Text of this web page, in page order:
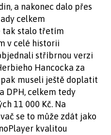
a nakonec dalo přes
celkem
tak stalo třetím
v celé historii
stříbrnou verzi
Hancocka za
museli ještě doplatit
DPH, celkem tedy
11 000 Kč. Na
se to může zdát jako
kvalitou